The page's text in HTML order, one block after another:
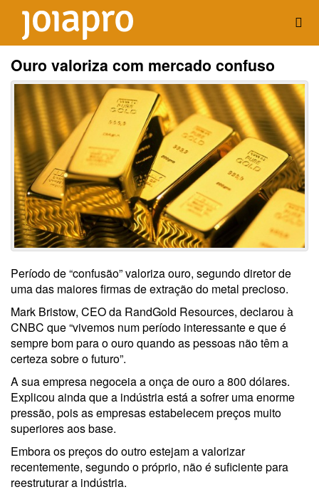
Ouro valoriza com mercado confuso
Período de “confusão” valoriza ouro, segundo diretor de
uma das maiores firmas de extração do metal precioso.
Mark Bristow, CEO da RandGold Resources, declarou à
CNBC que “vivemos num período interessante e que é
sempre bom para o ouro quando as pessoas não têm a
certeza sobre o futuro”.
A sua empresa negoceia a onça de ouro a 800 dólares.
Explicou ainda que a indústria está a sofrer uma enorme
pressão, pois as empresas estabelecem preços muito
superiores aos base.
Embora os preços do outro estejam a valorizar
recentemente, segundo o próprio, não é suficiente para
reestruturar a indústria.